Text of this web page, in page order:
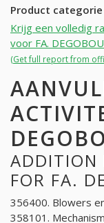
Product categorie
Krijg een volledig
voor FA.
(Get full report from
ADDITION
FOR FA.
356400. Blowers
358101.